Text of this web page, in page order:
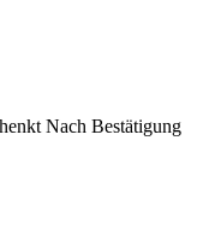
Nach Bestätigung